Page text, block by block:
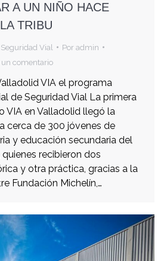
A UN NIÑO HACE
TRIBU
Seguridad Vial Por admin
un comentario
VIA el programa
de Seguridad Vial La primera
VIA en Valladolid llegó la
cerca de 300 jóvenes de
y educación secundaria del
recibieron dos
y otra práctica, gracias a la
Fundación Michelín,…